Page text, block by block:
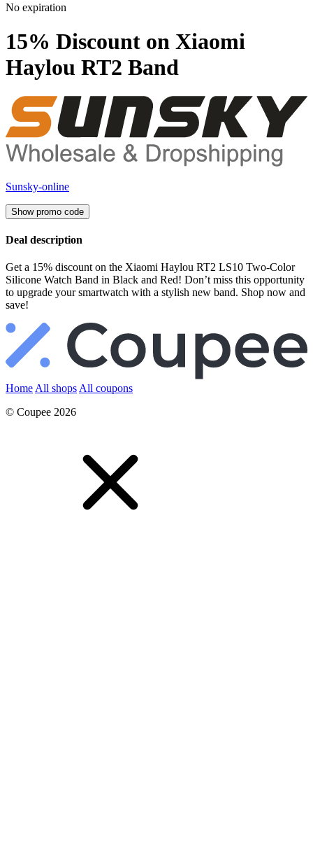
No expiration
15% Discount on Xiaomi
Haylou RT2 Band
Sunsky-online
Show promo code
Deal description
Get a 15% discount on the Xiaomi Haylou RT2 LS10 Two-Color
Silicone Watch Band in Black and Red! Don’t miss this opportunity
to upgrade your smartwatch with a stylish new band. Shop now and
save!
Home All shops All coupons
© Coupee 2026